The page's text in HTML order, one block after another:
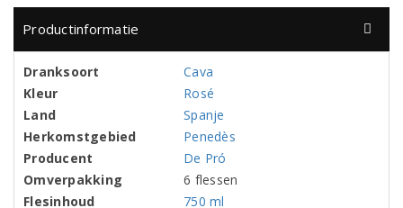
Productinformatie
Dranksoort
Cava
Kleur
Rosé
Land
Spanje
Herkomstgebied
Penedès
Producent
De Pró
Omverpakking
6 flessen
Flesinhoud
750 ml